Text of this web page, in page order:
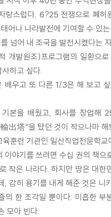
랑스럽다. 6?25 전쟁으로 폐
어나 나라발전에 기여할 수 있
넘어 내 조국을 발전시켰다는
개발원조)프로그램의 일환으
하고 싶다.
우고 또 다른 1/3은 해 보고
본을 배웠고, 회사를 창업해
出塔”을 탔던 것이 작으나마
훈련 기관인 일산직업전문학
이야기를 쓰려면 수십 권의 책
작은 나라다. 하지만 땅은 대
, 감히 용기를 내게 해준 것은
의 한 조각일 뿐이다. 미흡한 부
모아 빈다.